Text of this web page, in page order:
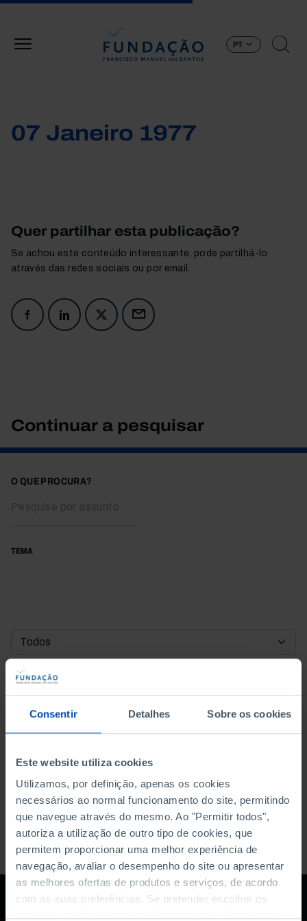
Consentir Detalhes Sobre os cookies
Este website utiliza cookies
Utilizamos, por definição, apenas os cookies
necessários ao normal funcionamento do site, permitindo
que navegue através do mesmo. Ao "Permitir todos",
autoriza a utilização de outro tipo de cookies, que
permitem proporcionar uma melhor experiência de
navegação, avaliar o desempenho do site ou apresentar
as melhores ofertas de produtos e serviços, de acordo
com as suas preferências. Se pretender escolher os
PT
07 Janeiro 1977
Quer partilhar esta publicação?
Se achou este conteúdo interessante, pode partilhá-lo
através das redes sociais ou por email.
Continuar a pesquisar
O QUE PROCURA?
TEMA
DATA DE INÍCIO
DATA DE FIM